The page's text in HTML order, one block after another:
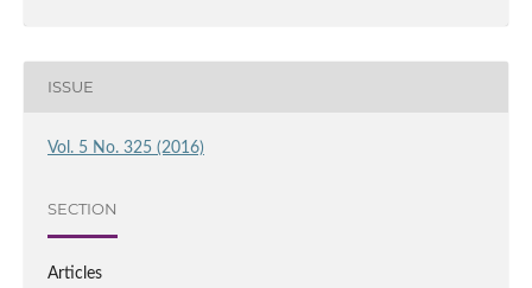
ISSUE
Vol. 5 No. 325 (2016)
SECTION
Articles